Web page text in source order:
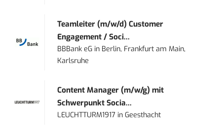
Teamleiter (m/w/d) Customer
Engagement / Soci...
BBBank eG in Berlin, Frankfurt am Main,
Karlsruhe
Content Manager (m/w/g) mit
Schwerpunkt Socia...
LEUCHTTURM1917 inGeesthacht